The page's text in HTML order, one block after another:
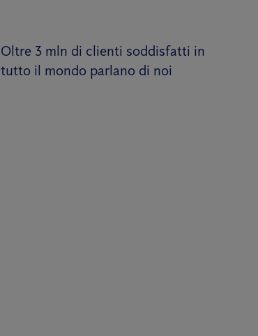
Oltre 3 mln di clienti soddisfatti in
tutto il mondo parlano di noi